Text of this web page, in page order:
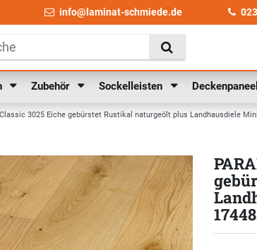
info@laminat-schmiede.de
Zubehör Sockelleisten
Classic 3025 Eiche gebürstet Rustikal naturgeölt plus Landhausdiele